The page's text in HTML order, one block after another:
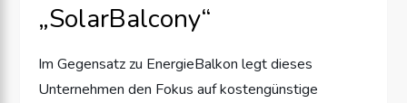
„SolarBalcony“
Im Gegensatz zu EnergieBalkon legt dieses
Unternehmen den Fokus auf kostengünstige